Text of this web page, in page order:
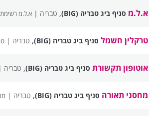
א.ל.מ סניף ביג טבריה (BIG) , טבריה |א.ל.מ רשימת
טרקלין חשמל סניף ביג טבריה (BIG) , טבריה |
אוטופון תקשורת סניף ביג טבריה (BIG) ,
מחסני תאורה סניף ביג טבריה (BIG) , טבריה |